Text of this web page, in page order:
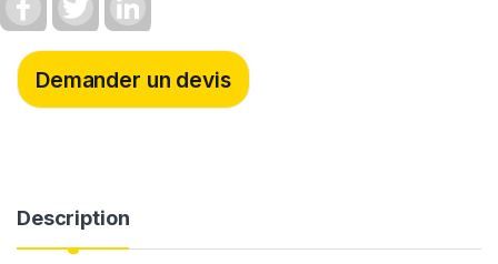
c
e
b
o
o
i
t
e
r
n
k
d
I
Demander un devis
Description